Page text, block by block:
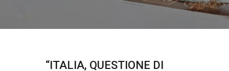
“ITALIA, QUESTIONE DI